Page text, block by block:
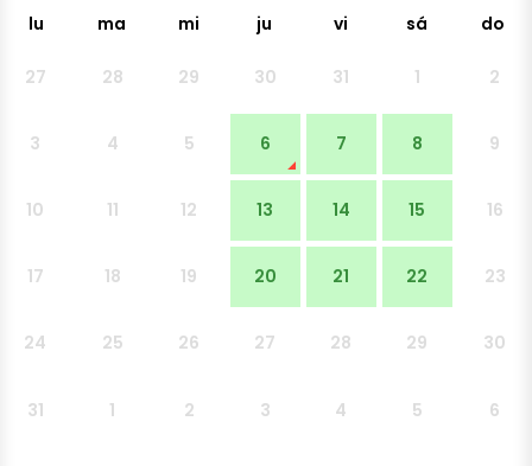
lu ma mi ju vi sá do
27 28 29 30 31 1 2
3 4 5 6 7 8 9
10 11 12 13 14 15 16
17 18 19 20 21 22 23
24 25 26 27 28 29 30
31 1 2 3 4 5 6